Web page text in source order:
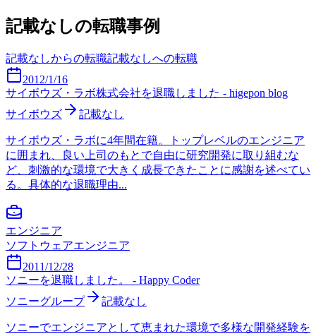
記載なしの転職事例
記載なしからの転職記載なしへの転職
2012/1/16
サイボウズ・ラボ株式会社を退職しました - higepon blog
サイボウズ
記載なし
サイボウズ・ラボに4年間在籍。トップレベルのエンジニア
に囲まれ、良い上司のもとで自由に研究開発に取り組むな
ど、刺激的な環境で大きく成長できたことに感謝を述べてい
る。具体的な退職理由...
エンジニア
ソフトウェアエンジニア
2011/12/28
ソニーを退職しました。 - Happy Coder
ソニーグループ
記載なし
ソニーでエンジニアとして恵まれた環境で多様な開発経験を